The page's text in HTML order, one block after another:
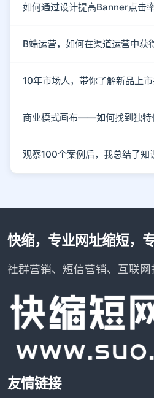
如何通过设计提高Banner点击率
B端运营，如何在渠道运营中获
10年市场人，带你了解新品上
商业模式画布——如何找到独特
观察100个案例后，我总结了知
快缩，专业网址缩短，
社群营销、短信营销、互联
友情链接